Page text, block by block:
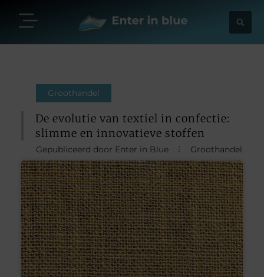
Groothandel
De evolutie van textiel in confectie:
slimme en innovatieve stoffen
Gepubliceerd door Enter in Blue Groothandel